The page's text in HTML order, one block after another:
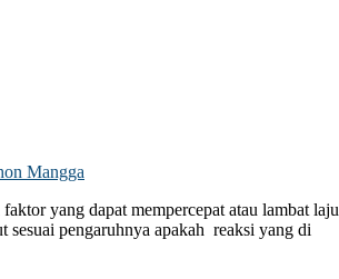
Mangga
yang dapat mempercepat atau lambat laju
sesuai pengaruhnya apakah reaksi yang di